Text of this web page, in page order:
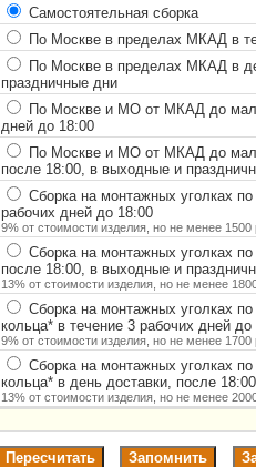
Самостоятельная сборка
По Москве в пределах МКАД в
По Москве в пределах МКАД в
праздничные дни
По Москве и МО от МКАД до
дней до 18:00
По Москве и МО от МКАД до
после 18:00, в выходные и
Сборка на монтажных уголках
рабочих дней до 18:00
9% от стоимости изделия, но не менее 1500
Сборка на монтажных уголках
после 18:00, в выходные и
13% от стоимости изделия, но не менее
Сборка на монтажных уголках
кольца*в течение 3 рабочих дней до
9% от стоимости изделия, но не менее 1700
Сборка на монтажных уголках
кольца*в день доставки, после
13% от стоимости изделия, но не менее